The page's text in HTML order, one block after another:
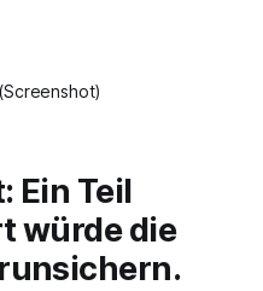
Ein Teil
würde die